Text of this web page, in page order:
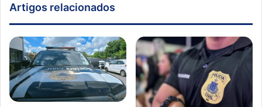
Artigos relacionados